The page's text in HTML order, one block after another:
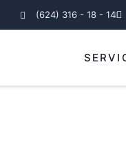
(624) 316 - 18 - 14